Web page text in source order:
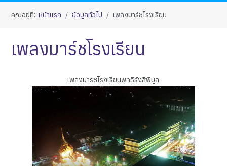
คุณอยู่ที่:หน้าแรก ข้อมูลทั่วไป เพลงมาร์ชโรงเรียน
เพลงมาร์ชโรงเรียน
เพลงมาร์ชโรงเรียนพุทธิรังสีพิบูล